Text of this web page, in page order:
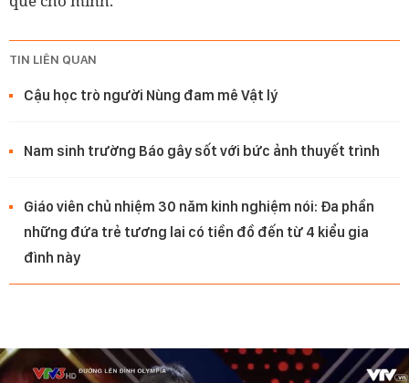
TIN LIÊN QUAN
Cậu học trò người Nùng đam mê Vật lý
Nam sinh trường Báo gây sốt với bức ảnh thuyết trình
Giáo viên chủ nhiệm 30 năm kinh nghiệm nói: Đa phần
những đứa trẻ tương lai có tiền đồ đến từ 4 kiểu gia
đình này